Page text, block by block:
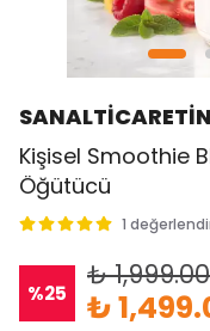
Kişisel Smoothie
Öğütücü
1
%25
₺ 1,999.00
₺